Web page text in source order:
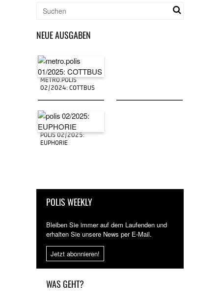
NEUE AUSGABEN
METRO.POLIS
02/2024: COTTBUS
POLIS 02/2025:
EUPHORIE
POLIS WEEKLY
Bleiben Sie immer auf dem Laufenden und
erhalten Sie unsere News per E-Mail.
Jetzt abonnieren!
WAS GEHT?